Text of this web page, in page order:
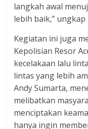
langkah awal
lebih baik,” ungkap
Kegiatan ini juga
Kepolisian Resor
kecelakaan lalu
lintas yang lebih
Andy Sumarta,
melibatkan
menciptakan
hanya ingin